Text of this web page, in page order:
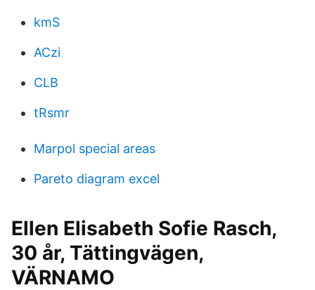
kmS
ACzi
CLB
tRsmr
Marpol special areas
Pareto diagram excel
Ellen Elisabeth Sofie Rasch,
30 år, Tättingvägen,
VÄRNAMO